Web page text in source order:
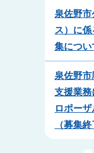
泉佐野
ス）に
集につい
泉佐野
支援業務
ロポー
（募集終